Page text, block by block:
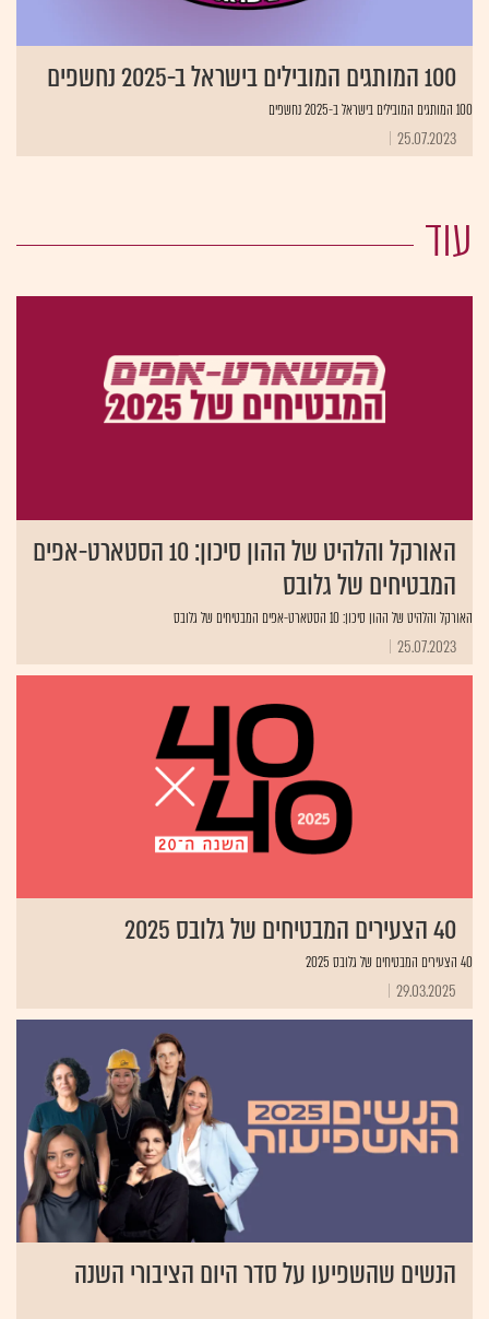
100 המותגים המובילים בישראל ב-2025 נחשפים
100 המותגים המובילים בישראל ב-2025 נחשפים
25.07.2023
עוד
האורקל והלהיט של ההון סיכון: 10 הסטארט-אפים
המבטיחים של גלובס
האורקל והלהיט של ההון סיכון: 10 הסטארט-אפים המבטיחים של גלובס
25.07.2023
40 הצעירים המבטיחים של גלובס 2025
40 הצעירים המבטיחים של גלובס 2025
29.03.2025
הנשים שהשפיעו על סדר היום הציבורי השנה